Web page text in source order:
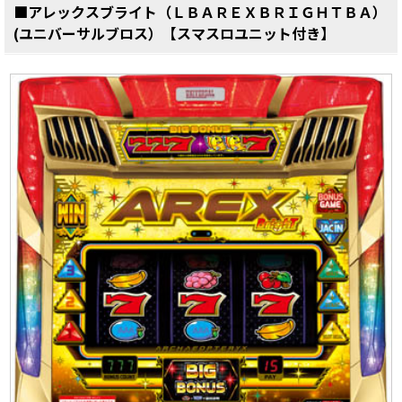
■アレックスブライト（ＬＢＡＲＥＸＢＲＩＧＨＴＢＡ）
(ユニバーサルブロス）【スマスロユニット付き】